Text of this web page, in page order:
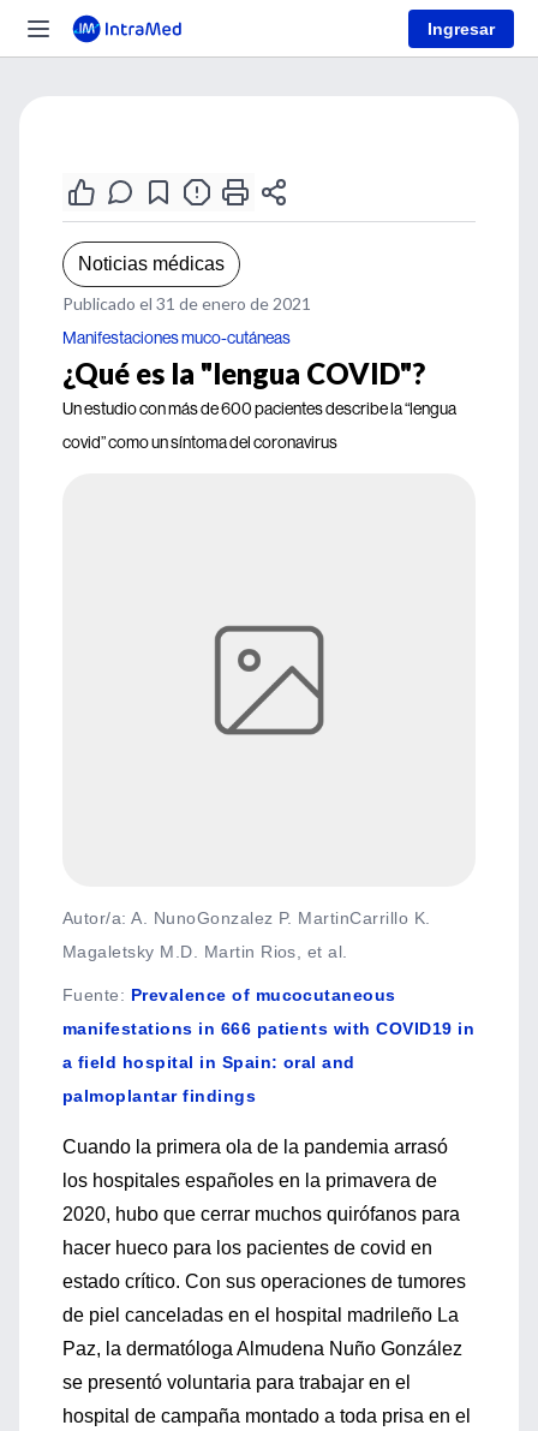
Ingresar
Noticias médicas
Publicado el 31 de enero de 2021
Manifestaciones muco-cutáneas
¿Qué es la "lengua COVID"?
Un estudio con más de 600 pacientes describe la “lengua
covid” como un síntoma del coronavirus
Autor/a: A. NunoGonzalez P. MartinCarrillo K.
Magaletsky M.D. Martin Rios, et al.
Fuente: Prevalence of mucocutaneous
manifestations in 666 patients with COVID19 in
a field hospital in Spain: oral and
palmoplantar findings
Cuando la primera ola de la pandemia arrasó
los hospitales españoles en la primavera de
2020, hubo que cerrar muchos quirófanos para
hacer hueco para los pacientes de covid en
estado crítico. Con sus operaciones de tumores
de piel canceladas en el hospital madrileño La
Paz, la dermatóloga Almudena Nuño González
se presentó voluntaria para trabajar en el
hospital de campaña montado a toda prisa en el